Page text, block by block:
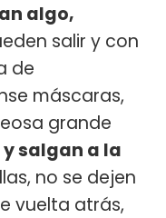
algo,
salir y con
de
máscaras,
grande
salgan a la
no se dejen
vuelta atrás,